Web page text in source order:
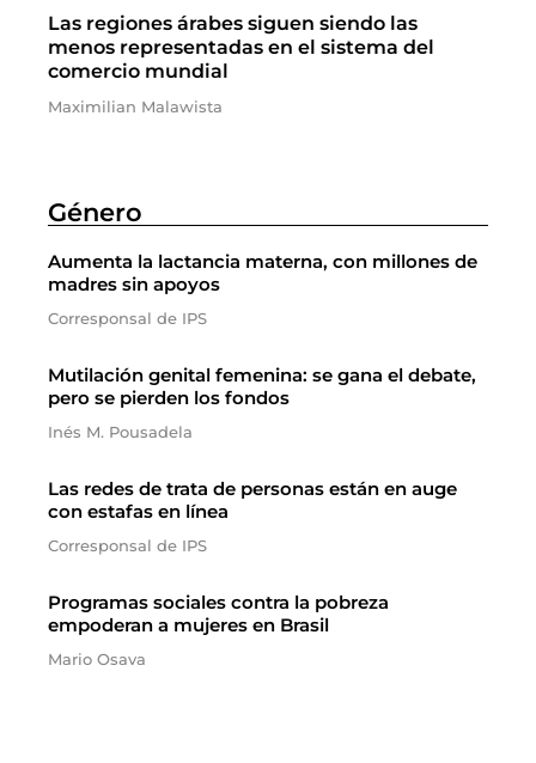
Las regiones árabes siguen siendo las
menos representadas en el sistema del
comercio mundial
Maximilian Malawista
Género
Aumenta la lactancia materna, con millones de
madres sin apoyos
Corresponsal de IPS
Mutilación genital femenina: se gana el debate,
pero se pierden los fondos
Inés M. Pousadela
Las redes de trata de personas están en auge
con estafas en línea
Corresponsal de IPS
Programas sociales contra la pobreza
empoderan a mujeres en Brasil
Mario Osava